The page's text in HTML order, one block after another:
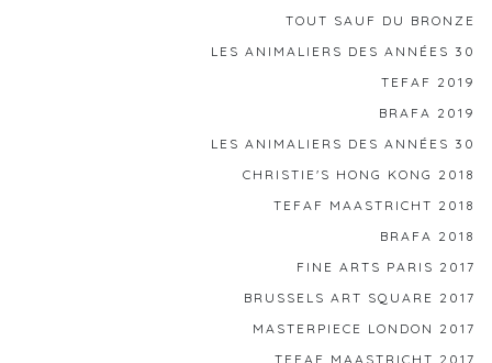
TOUT SAUF DU BRONZE
LES ANIMALIERS DES ANNÉES 30
TEFAF 2019
BRAFA 2019
LES ANIMALIERS DES ANNÉES 30
CHRISTIE'S HONG KONG 2018
TEFAF MAASTRICHT 2018
BRAFA 2018
FINE ARTS PARIS 2017
BRUSSELS ART SQUARE 2017
MASTERPIECE LONDON 2017
TEFAF MAASTRICHT 2017